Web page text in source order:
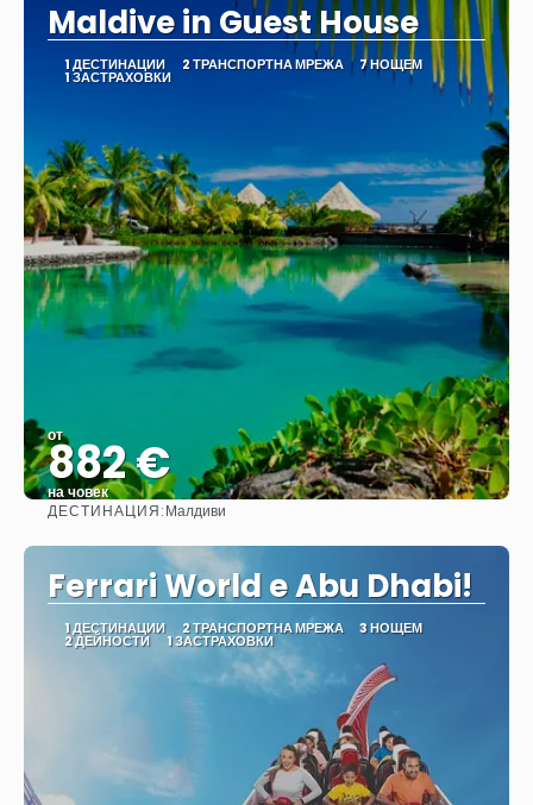
Maldive in Guest House
1 ДЕСТИНАЦИИ 2 ТРАНСПОРТНА МРЕЖА 7 НОЩЕМ
1 ЗАСТРАХОВКИ
от
882 €
на човек
ДЕСТИНАЦИЯ:Малдиви
Ferrari World e Abu Dhabi!
1 ДЕСТИНАЦИИ 2 ТРАНСПОРТНА МРЕЖА 3 НОЩЕМ
2 ДЕЙНОСТИ 1 ЗАСТРАХОВКИ